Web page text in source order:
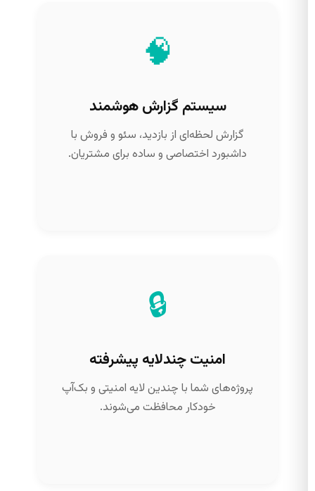
🧠
سیستم گزارش هوشمند
گزارش لحظه‌ای از بازدید، سئو و فروش با
داشبورد اختصاصی و ساده برای مشتریان.
🔒
امنیت چندلایه پیشرفته
پروژه‌های شما با چندین لایه امنیتی و بک‌آپ
خودکار محافظت می‌شوند.